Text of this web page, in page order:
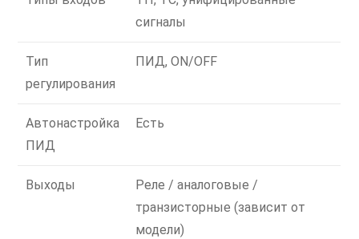
сигналы
Тип
регулирования
ПИД, ON/OFF
Автонастройка
ПИД
Есть
Выходы
Реле / аналоговые /
транзисторные (зависит от
модели)